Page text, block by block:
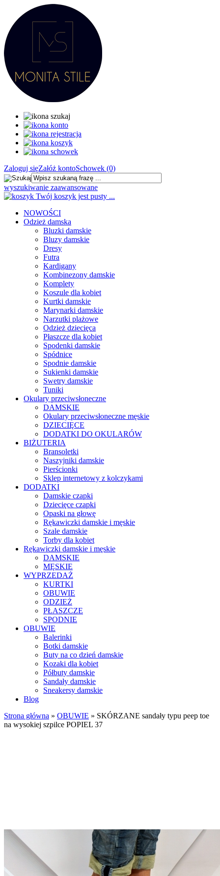
Zaloguj sięZałóż kontoSchowek (0)
wyszukiwanie zaawansowane
Twój koszyk jest pusty ...
NOWOŚCI
Odzież damska
Bluzki damskie
Bluzy damskie
Dresy
Futra
Kardigany
Kombinezony damskie
Komplety
Koszule dla kobiet
Kurtki damskie
Marynarki damskie
Narzutki plażowe
Odzież dziecięca
Płaszcze dla kobiet
Spodenki damskie
Spódnice
Spodnie damskie
Sukienki damskie
Swetry damskie
Tuniki
Okulary przeciwsłoneczne
DAMSKIE
Okulary przeciwsłoneczne męskie
DZIECIĘCE
DODATKI DO OKULARÓW
BIŻUTERIA
Bransoletki
Naszyjniki damskie
Pierścionki
Sklep internetowy z kolczykami
DODATKI
Damskie czapki
Dziecięce czapki
Opaski na głowę
Rękawiczki damskie i męskie
Szale damskie
Torby dla kobiet
Rękawiczki damskie i męskie
DAMSKIE
MĘSKIE
WYPRZEDAŻ
KURTKI
OBUWIE
ODZIEŻ
PŁASZCZE
SPODNIE
OBUWIE
Balerinki
Botki damskie
Buty na co dzień damskie
Kozaki dla kobiet
Półbuty damskie
Sandały damskie
Sneakersy damskie
Blog
Strona główna » OBUWIE » SKÓRZANE sandały typu peep toe
na wysokiej szpilce POPIEL 37